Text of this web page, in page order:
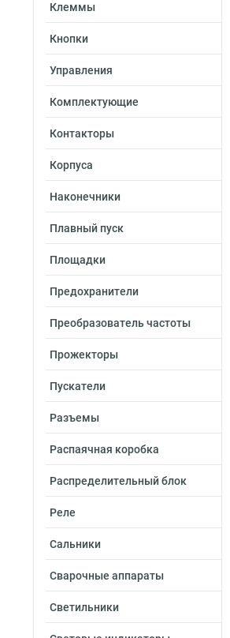
Клеммы
Кнопки
Управления
Комплектующие
Контакторы
Корпуса
Наконечники
Плавный пуск
Площадки
Предохранители
Преобразователь частоты
Прожекторы
Пускатели
Разъемы
Распаячная коробка
Распределительный блок
Реле
Сальники
Сварочные аппараты
Светильники